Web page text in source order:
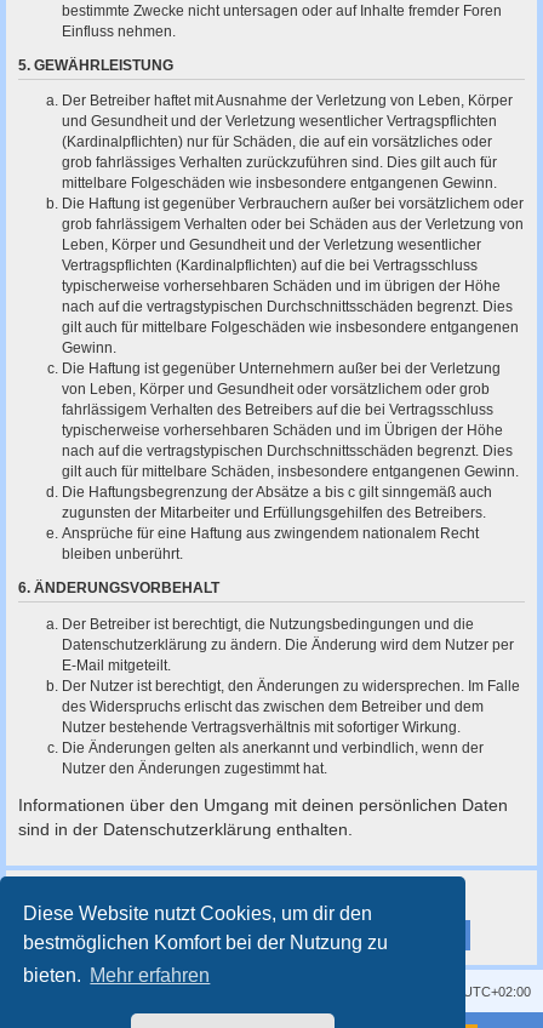
Diese Website nutzt Cookies, um dir den
bestmöglichen Komfort bei der Nutzung zu
bieten. Mehr erfahren
bestimmte Zwecke nicht untersagen oder auf Inhalte fremder Foren
Einfluss nehmen.
5. GEWÄHRLEISTUNG
Der Betreiber haftet mit Ausnahme der Verletzung von Leben, Körper
und Gesundheit und der Verletzung wesentlicher Vertragspflichten
(Kardinalpflichten) nur für Schäden, die auf ein vorsätzliches oder
grob fahrlässiges Verhalten zurückzuführen sind. Dies gilt auch für
mittelbare Folgeschäden wie insbesondere entgangenen Gewinn.
Die Haftung ist gegenüber Verbrauchern außer bei vorsätzlichem oder
grob fahrlässigem Verhalten oder bei Schäden aus der Verletzung von
Leben, Körper und Gesundheit und der Verletzung wesentlicher
Vertragspflichten (Kardinalpflichten) auf die bei Vertragsschluss
typischerweise vorhersehbaren Schäden und im übrigen der Höhe
nach auf die vertragstypischen Durchschnittsschäden begrenzt. Dies
gilt auch für mittelbare Folgeschäden wie insbesondere entgangenen
Gewinn.
Die Haftung ist gegenüber Unternehmern außer bei der Verletzung
von Leben, Körper und Gesundheit oder vorsätzlichem oder grob
fahrlässigem Verhalten des Betreibers auf die bei Vertragsschluss
typischerweise vorhersehbaren Schäden und im Übrigen der Höhe
nach auf die vertragstypischen Durchschnittsschäden begrenzt. Dies
gilt auch für mittelbare Schäden, insbesondere entgangenen Gewinn.
Die Haftungsbegrenzung der Absätze a bis c gilt sinngemäß auch
zugunsten der Mitarbeiter und Erfüllungsgehilfen des Betreibers.
Ansprüche für eine Haftung aus zwingendem nationalem Recht
bleiben unberührt.
6. ÄNDERUNGSVORBEHALT
Der Betreiber ist berechtigt, die Nutzungsbedingungen und die
Datenschutzerklärung zu ändern. Die Änderung wird dem Nutzer per
E-Mail mitgeteilt.
Der Nutzer ist berechtigt, den Änderungen zu widersprechen. Im Falle
des Widerspruchs erlischt das zwischen dem Betreiber und dem
Nutzer bestehende Vertragsverhältnis mit sofortiger Wirkung.
Die Änderungen gelten als anerkannt und verbindlich, wenn der
Nutzer den Änderungen zugestimmt hat.
Informationen über den Umgang mit deinen persönlichen Daten
sind in der Datenschutzerklärung enthalten.
UTC+02:00